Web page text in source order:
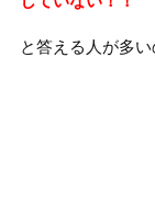
と答える人が多い